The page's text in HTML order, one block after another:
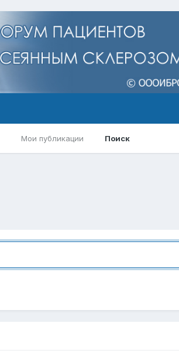
Мои публикации Поиск